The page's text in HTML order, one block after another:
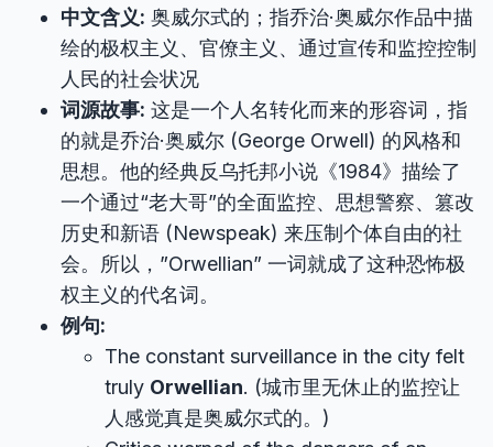
中文含义: 奥威尔式的；指乔治·奥威尔作品中描
绘的极权主义、官僚主义、通过宣传和监控控制
人民的社会状况
词源故事: 这是一个人名转化而来的形容词，指
的就是乔治·奥威尔 (George Orwell) 的风格和
思想。他的经典反乌托邦小说《1984》描绘了
一个通过“老大哥”的全面监控、思想警察、篡改
历史和新语 (Newspeak) 来压制个体自由的社
会。所以，”Orwellian” 一词就成了这种恐怖极
权主义的代名词。
例句:
The constant surveillance in the city felt
truly Orwellian. (城市里无休止的监控让
人感觉真是奥威尔式的。)